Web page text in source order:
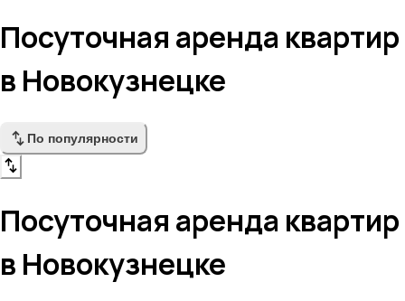
Посуточная аренда квартир
в Новокузнецке
По популярности
Посуточная аренда квартир
в Новокузнецке